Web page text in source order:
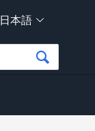
日本語